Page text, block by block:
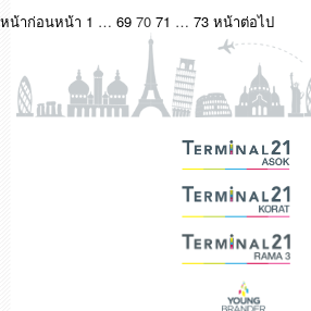
หน้าก่อนหน้า 1 … 69 70 71 … 73 หน้าต่อไป